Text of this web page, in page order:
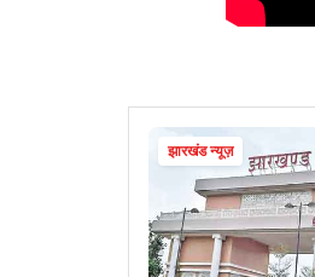
झारखंड न्यूज़